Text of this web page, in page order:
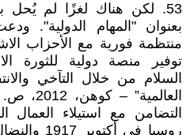
53. لكن هناك لغزًا لم
بعنوان "المهام الدولية".
منتظمة فورية مع الأحزاب
توفير منصة دولية للثورة
السلام من خلال التآخي
التضامن مع استيلاء
روسيا في